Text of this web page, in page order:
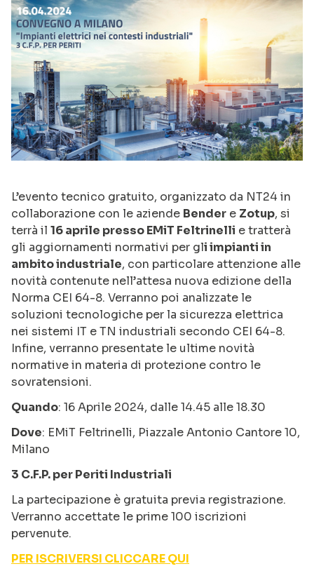
L’evento tecnico gratuito, organizzato da NT24 in
collaborazione con le aziende Bender e Zotup, si
terrà il 16 aprile presso EMiT Feltrinelli e tratterà
gli aggiornamenti normativi per gli impianti in
ambito industriale, con particolare attenzione alle
novità contenute nell’attesa nuova edizione della
Norma CEI 64-8. Verranno poi analizzate le
soluzioni tecnologiche per la sicurezza elettrica
nei sistemi IT e TN industriali secondo CEI 64-8.
Infine, verranno presentate le ultime novità
normative in materia di protezione contro le
sovratensioni.
Quando: 16 Aprile 2024, dalle 14.45 alle 18.30
Dove: EMiT Feltrinelli, Piazzale Antonio Cantore 10,
Milano
3 C.F.P. per Periti Industriali
La partecipazione è gratuita previa registrazione.
Verranno accettate le prime 100 iscrizioni
pervenute.
PER ISCRIVERSI CLICCARE QUI